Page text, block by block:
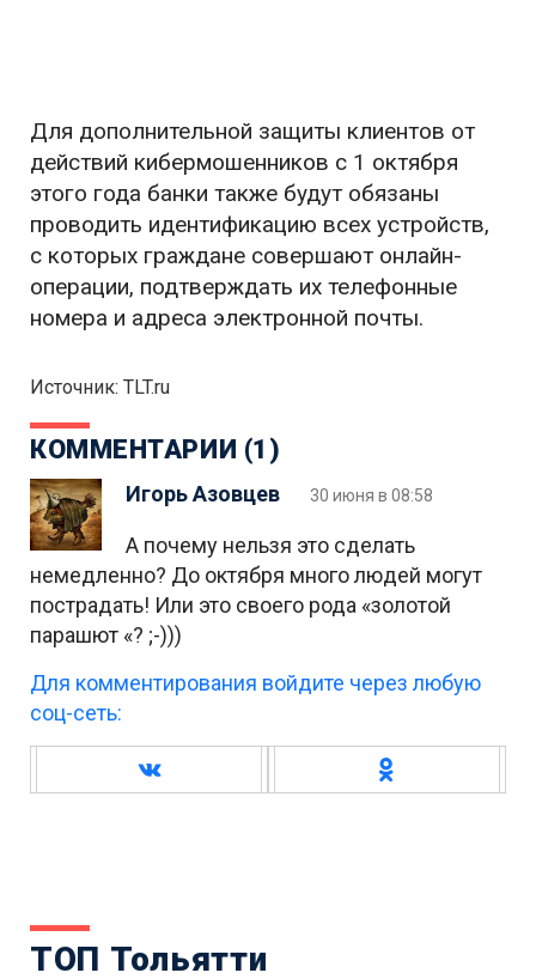
Для дополнительной защиты клиентов от
действий кибермошенников с 1 октября
этого года банки также будут обязаны
проводить идентификацию всех устройств,
с которых граждане совершают онлайн-
операции, подтверждать их телефонные
номера и адреса электронной почты.
Источник: TLT.ru
КОММЕНТАРИИ (1)
Игорь Азовцев 30 июня в 08:58
А почему нельзя это сделать
немедленно? До октября много людей могут
пострадать! Или это своего рода «золотой
парашют «? ;-)))
Для комментирования войдите через любую
соц-сеть:
ТОП Тольятти